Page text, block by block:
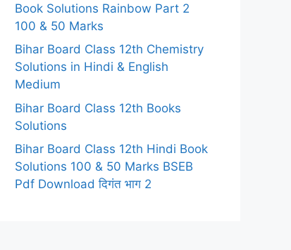
Book Solutions Rainbow Part 2
100 & 50 Marks
Bihar Board Class 12th Chemistry
Solutions in Hindi & English
Medium
Bihar Board Class 12th Books
Solutions
Bihar Board Class 12th Hindi Book
Solutions 100 & 50 Marks BSEB
Pdf Download दिगंत भाग 2